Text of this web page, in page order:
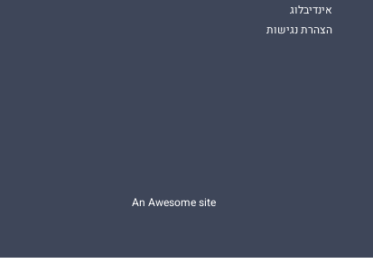
אינדיבלוג
הצהרת נגישות
An Awesome site